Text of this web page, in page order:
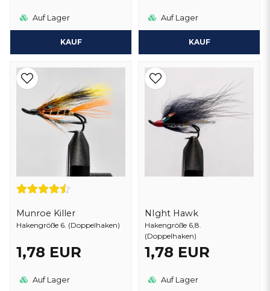
Auf Lager
KAUF
Auf Lager
KAUF
Munroe Killer
Hakengröße 6. (Doppelhaken)
1,78 EUR
Auf Lager
NIght Hawk
Hakengröße 6,8.
(Doppelhaken)
1,78 EUR
Auf Lager